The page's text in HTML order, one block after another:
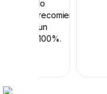
recomiendo